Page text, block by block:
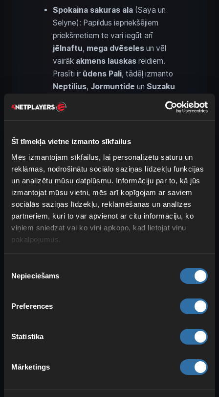
Šī tīmekļa vietne izmanto sīkfailus
Mēs izmantojam sīkfailus, lai personalizētu saturu un
reklāmas, nodrošinātu sociālo saziņas līdzekļu funkcijas
un analizētu mūsu datplūsmu. Informāciju par to, kā jūs
izmantojat mūsu vietni, mēs arī kopīgojam ar saviem
sociālās saziņas līdzekļu, reklamēšanas un analīzes
partneriem, kuri to var apvienot ar citu informāciju, ko
viņiem sniedzat vai ko viņi apkopo, kad lietojat viņu
pakalpojumus.
izvēle
Nepieciešams
Preferences
Statistika
Mārketings
Spokaina sakuras ala (Saya un
Selyne): Papildus iepriekšējiem
priekšmetiem te vari iegūt arī
jēlnaftu, mega dvēseles un vēl
vairāk akmens lauskas reidiem.
Prasīti ir ūdens Pali, tādēļ izmanto
Neptilius, Jormuntide un Suzaku
Nolādētā Feybreak ala(Bjorn un
ekspedīcijā tevi gaida labākie
priekšmeti.Eksotiskās sfēras ,
hromīts, vairākakmens lauskas un
labākāPal gaļa.Tumsas tipaPali ir
labākā izvēle, tostarp, protams,
Frostallion Noct,Necromusun
Shadowbeak .
Grūtās Palworld ekspedīcijas:
Rayne sindikāta kontrabandistu